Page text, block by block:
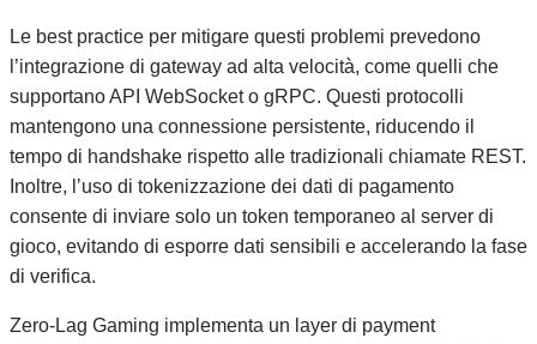
Le best practice per mitigare questi problemi prevedono
l’integrazione di gateway ad alta velocità, come quelli che
supportano API WebSocket o gRPC. Questi protocolli
mantengono una connessione persistente, riducendo il
tempo di handshake rispetto alle tradizionali chiamate REST.
Inoltre, l’uso di tokenizzazione dei dati di pagamento
consente di inviare solo un token temporaneo al server di
gioco, evitando di esporre dati sensibili e accelerando la fase
di verifica.
Zero‑Lag Gaming implementa un layer di payment